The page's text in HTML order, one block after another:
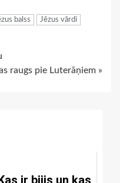
balss
Jēzus vārdi
raugs pie Luterāņiem »
ir bijis un kas